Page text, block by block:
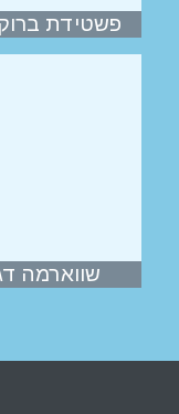
פשטידת
שווארמה